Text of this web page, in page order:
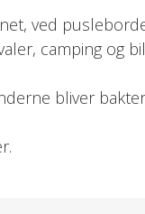
ved
camping og
bliver